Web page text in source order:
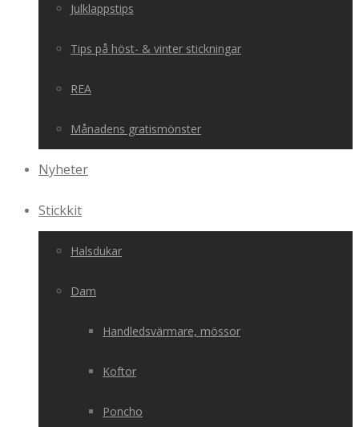
Julklappstips
Tips på höst- & vinter stickningar
REA
Månadens gratismönster
Nyheter
Stickkit
Halsdukar
Dam
Handledsvärmare, mössor
Koftor
Poncho